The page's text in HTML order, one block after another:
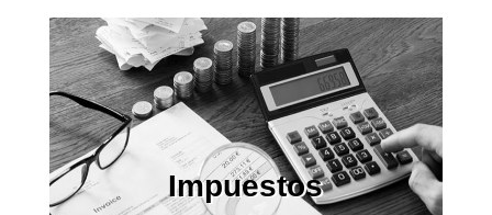
Impuestos